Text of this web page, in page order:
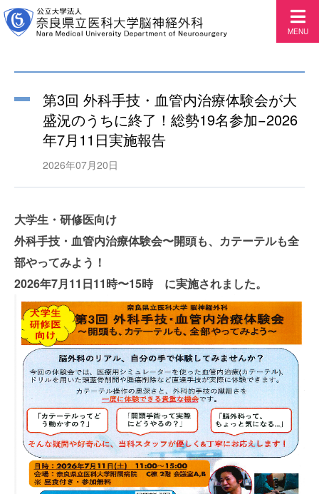
MENU
第3回 外科手技・血管内治療体験会が大
盛況のうちに終了！総勢19名参加−2026
年7月11日実施報告
2026年07月20日
大学生・研修医向け
外科手技・血管内治療体験会〜開頭も、カテーテルも全
部やってみよう！
2026年7月11日11時〜15時 に実施されました。